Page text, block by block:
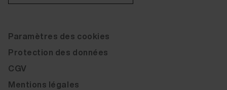
Paramètres des cookies
Protection des données
CGV
Mentions légales